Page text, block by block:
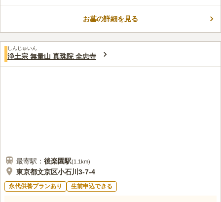
光と関連し、最初は「赤目不動」であったのが、「目赤不動」に
口コミ評価
この霊園はまだ誰からも評価されていません。
お墓の詳細を見る
しんじゅいん
浄土宗 無量山 真珠院 全忠寺
最寄駅： 後楽園駅(1.1km)
東京都文京区小石川3-7-4
永代供養プランあり 生前申込できる